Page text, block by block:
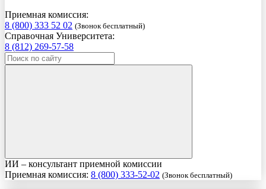
Приемная комиссия:
8 (800) 333 52 02 (Звонок бесплатный)
Справочная Университета:
8 (812) 269-57-58
ИИ – консультант приемной комиссии
Приемная комиссия: 8 (800) 333-52-02 (Звонок бесплатный)